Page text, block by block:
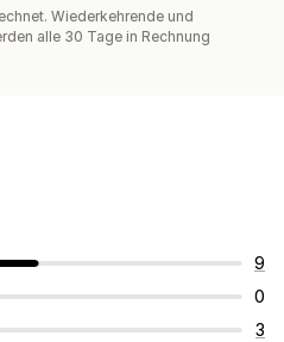
Wiederkehrende und
alle 30 Tage in Rechnung
9
0
3